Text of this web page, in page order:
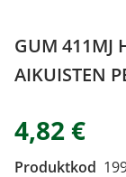
GUM 411MJ
AIKUISTEN
4,82 €
Produktkod